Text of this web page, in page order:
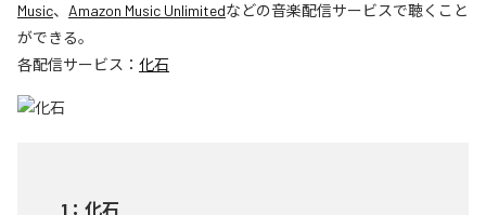
Music、 Amazon Music Unlimitedなどの音楽配信サービスで聴くこと
ができる。
各配信サービス： 化石
1 ： 化石